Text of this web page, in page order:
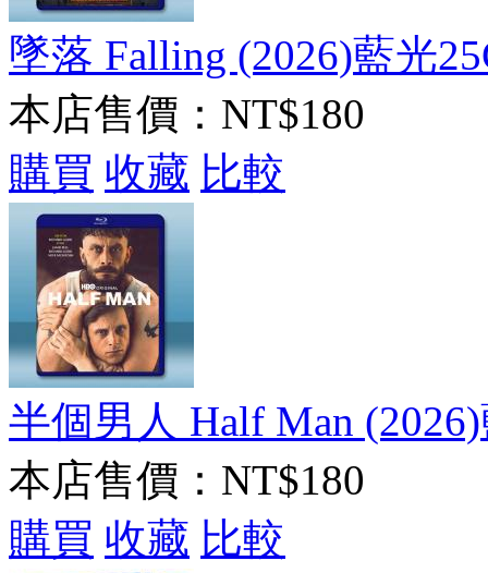
墜落 Falling (2026)藍光
本店售價： NT$180
購買 收藏 比較
半個男人 Half Man
本店售價： NT$180
購買 收藏 比較